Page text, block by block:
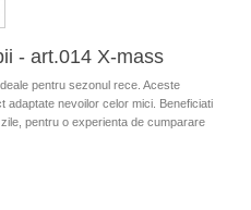
- art.014 X-mass
pentru sezonul rece. Aceste
adaptate nevoilor celor mici. Beneficiati
pentru o experienta de cumparare